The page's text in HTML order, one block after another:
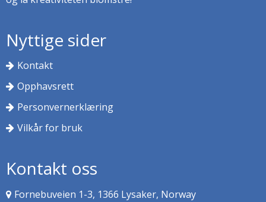
Nyttige sider
Kontakt
Opphavsrett
Personvernerklæring
Vilkår for bruk
Kontakt oss
Fornebuveien 1-3, 1366 Lysaker, Norway